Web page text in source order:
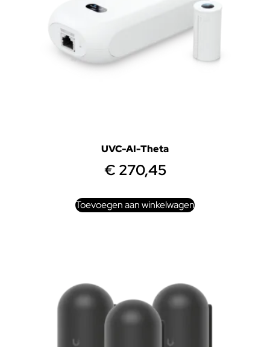
UVC-AI-Theta
€ 270,45
Toevoegen aan winkelwagen